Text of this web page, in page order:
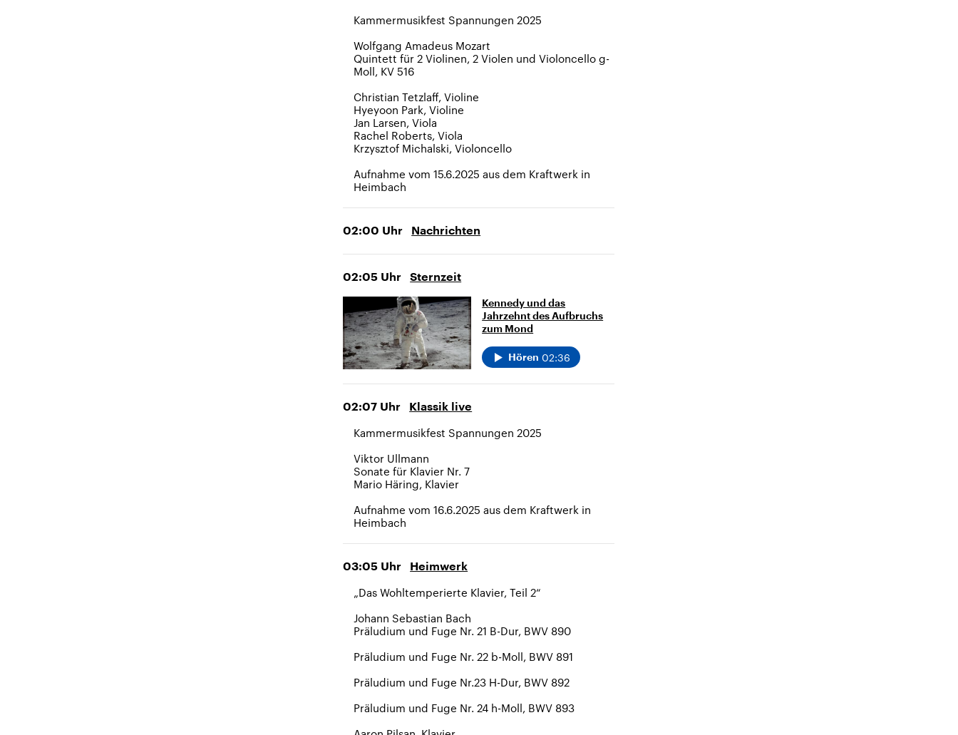
Kammermusikfest Spannungen 2025
Wolfgang Amadeus Mozart
Quintett für 2 Violinen, 2 Violen und Violoncello g-
Moll, KV 516
Christian Tetzlaff, Violine
Hyeyoon Park, Violine
Jan Larsen, Viola
Rachel Roberts, Viola
Krzysztof Michalski, Violoncello
Aufnahme vom 15.6.2025 aus dem Kraftwerk in
Heimbach
02:00 Uhr Nachrichten
02:05 Uhr Sternzeit
Kennedy und das
Jahrzehnt des Aufbruchs
zum Mond
Hören 02:36
02:07 Uhr Klassik live
Kammermusikfest Spannungen 2025
Viktor Ullmann
Sonate für Klavier Nr. 7
Mario Häring, Klavier
Aufnahme vom 16.6.2025 aus dem Kraftwerk in
Heimbach
03:05 Uhr Heimwerk
„Das Wohltemperierte Klavier, Teil 2“
Johann Sebastian Bach
Präludium und Fuge Nr. 21 B-Dur, BWV 890
Präludium und Fuge Nr. 22 b-Moll, BWV 891
Präludium und Fuge Nr.23 H-Dur, BWV 892
Präludium und Fuge Nr. 24 h-Moll, BWV 893